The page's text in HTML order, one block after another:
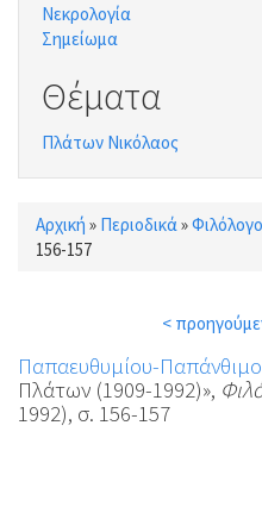
Νεκρολογία
Σημείωμα
Θέματα
Πλάτων Νικόλαος
Είστε εδώ
Αρχική » Περιοδικά»
156-157
<
Παπαευθυμίου-
Πλάτων (1909-1992)»,
1992), σ. 156-157